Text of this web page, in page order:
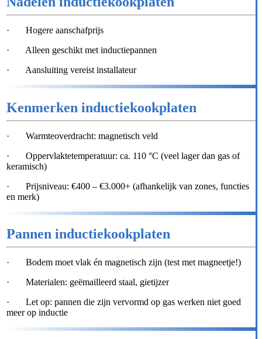
· Hogere aanschafprijs
· Alleen geschikt met inductiepannen
· Aansluiting vereist installateur
Kenmerken inductiekookplaten
· Warmteoverdracht: magnetisch veld
· Oppervlaktetemperatuur: ca. 110 °C (veel lager dan gas of
keramisch)
· Prijsniveau: €400 – €3.000+ (afhankelijk van zones, functies
en merk)
Pannen inductiekookplaten
· Bodem moet vlak én magnetisch zijn (test met magneetje!)
· Materialen: geëmailleerd staal, gietijzer
· Let op: pannen die zijn vervormd op gas werken niet goed
meer op inductie